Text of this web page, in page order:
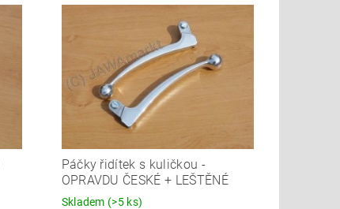
Páčky řidítek s kuličkou -
OPRAVDU ČESKÉ + LEŠTĚNÉ
Skladem (>5 ks)